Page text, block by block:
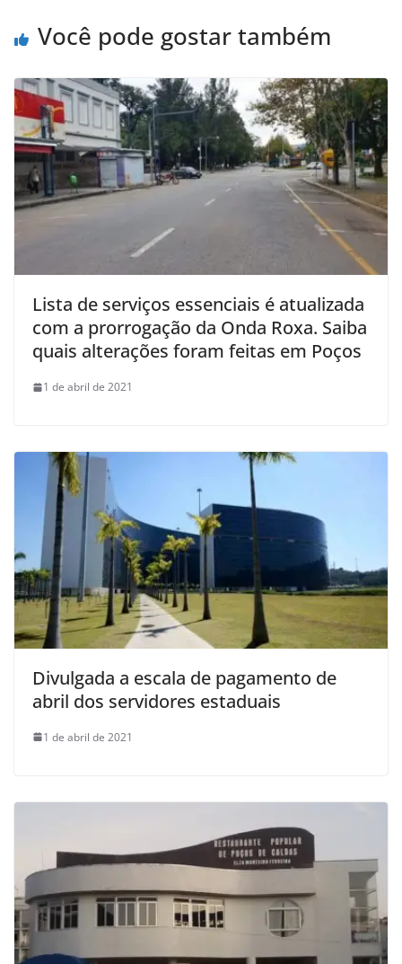
Você pode gostar também
Lista de serviços essenciais é atualizada
com a prorrogação da Onda Roxa. Saiba
quais alterações foram feitas em Poços
1 de abril de 2021
Divulgada a escala de pagamento de
abril dos servidores estaduais
1 de abril de 2021